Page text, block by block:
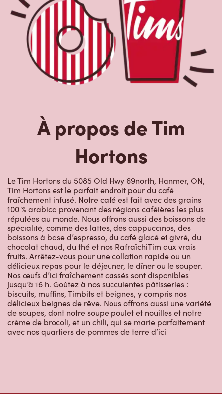
À propos de Tim
Hortons
Le Tim Hortons du 5085 Old Hwy 69north, Hanmer, ON,
Tim Hortons est le parfait endroit pour du café
fraîchement infusé. Notre café est fait avec des grains
100 % arabica provenant des régions caféières les plus
réputées au monde. Nous offrons aussi des boissons de
spécialité, comme des lattes, des cappuccinos, des
boissons à base d’espresso, du café glacé et givré, du
chocolat chaud, du thé et nos RafraîchiTim aux vrais
fruits. Arrêtez-vous pour une collation rapide ou un
délicieux repas pour le déjeuner, le dîner ou le souper.
Nos œufs d’ici fraîchement cassés sont disponibles
jusqu’à 16 h. Goûtez à nos succulentes pâtisseries :
biscuits, muffins, Timbits et beignes, y compris nos
délicieux beignes de rêve. Nous offrons aussi une variété
de soupes, dont notre soupe poulet et nouilles et notre
crème de brocoli, et un chili, qui se marie parfaitement
avec nos quartiers de pommes de terre d’ici.